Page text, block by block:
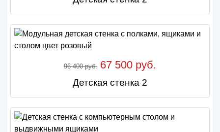
96 400 руб. 67 500 руб.
Детская стенка 2